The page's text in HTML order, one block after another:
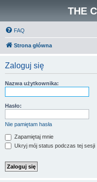
THE
FAQ
Strona główna
Zaloguj się
Nazwa użytkownika:
Hasło:
Nie pamiętam hasła
Zapamiętaj mnie
Ukryj mój status podczas tej sesji